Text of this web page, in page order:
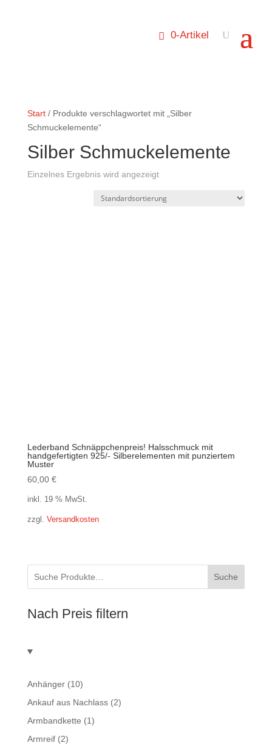
0-Artikel
Start/ Produkte verschlagwortet mit „Silber
Schmuckelemente“
Silber Schmuckelemente
Einzelnes Ergebnis wird angezeigt
Lederband Schnäppchenpreis! Halsschmuck mit
handgefertigten 925/- Silberelementen mit punziertem
Muster
60,00 €
inkl. 19 % MwSt.
zzgl. Versandkosten
Suche
Nach Preis filtern
Anhänger(10)
Ankauf aus Nachlass(2)
Armbandkette (1)
Armreif(2)